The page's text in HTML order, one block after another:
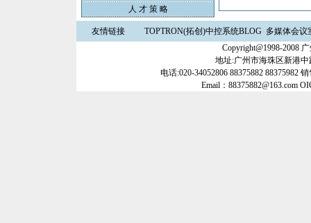
人 才 策 略
友情链接 TOPTRON(拓创)中控系统BLOG 多媒体会议
Copyright@1998-2008
地址:广州市海珠区新港中
电话:020-34052806 88375882 88375982
Email：88375882@163.com